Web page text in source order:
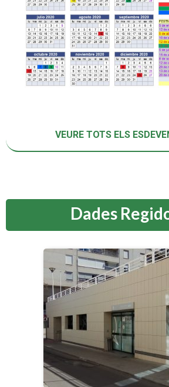
VEURE TOTS ELS
Dades